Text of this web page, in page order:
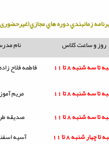
برنامه زمانبندي دوره هاي
روز و ساعت کلاس نام
تاسه شنبه8 تا 11 فاطمه فلاح
تاسه شنبه8 تا 11 مریم
تاسه شنبه8 تا 11 صدیقه
تاچهار شنبه8 تا 11 آسیه